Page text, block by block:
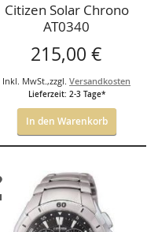
Citizen Solar Chrono
AT0340
215,00 €
Inkl. MwSt.,zzgl.Versandkosten
Lieferzeit: 2-3 Tage*
In den Warenkorb
ZUR
WUNSCHLISTE
HINZUFÜGEN
ZUR
VERGLEICHSLISTE
HINZUFÜGEN